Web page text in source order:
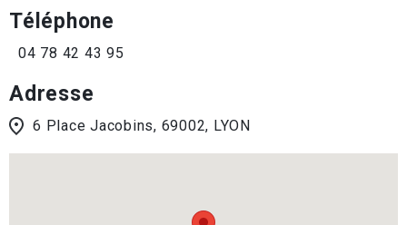
Téléphone
04 78 42 43 95
Adresse
6 Place Jacobins, 69002, LYON